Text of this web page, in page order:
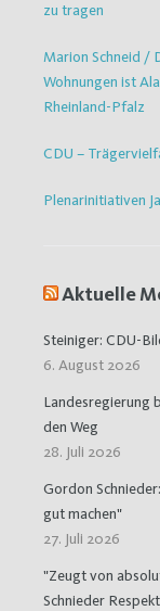
zu tragen
Marion Schneid /
Wohnungen ist
Rheinland-Pfalz
CDU –
Plenarinitiativen
Aktuelle
Steiniger: CDU-
6. August 2026
Landesregierung
den Weg
28. Juli 2026
Gordon
gut machen"
27. Juli 2026
"Zeugt von
Schnieder Respekt